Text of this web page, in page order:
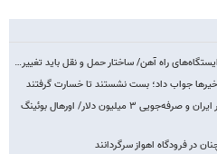
ایستگاه‌های راه آهن/ ساختار حمل و نقل باید تغییر…
جواب داد؛ بست نشستند تا خسارت گرفتند
تعمیر اساسی ایرباس پهن‌پیکر در ایران و صرفه‌جویی ۳ میلیون دلار‌/ اورهال بوئینگ